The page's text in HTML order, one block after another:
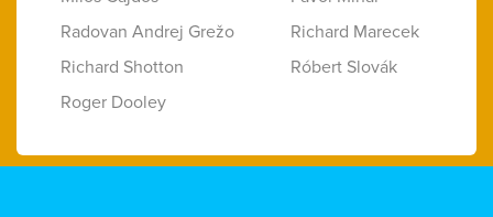
Radovan Andrej Grežo
Richard Marecek
Richard Shotton
Róbert Slovák
Roger Dooley